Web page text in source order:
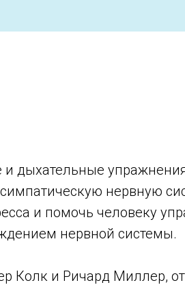
дыхательные
нервную
и помочь человеку
нервной системы.
Колк и Ричард Миллер,